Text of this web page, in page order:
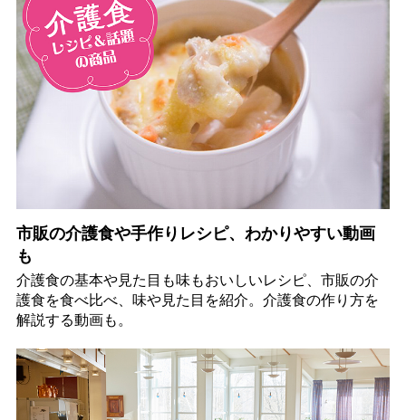
市販の介護食や手作りレシピ、わかりやすい動画
も
介護食の基本や見た目も味もおいしいレシピ、市販の介
護食を食べ比べ、味や見た目を紹介。介護食の作り方を
解説する動画も。